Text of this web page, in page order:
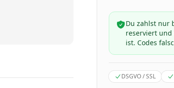
Du zahlst nur
reserviert
ist. Codes
DSGVO / SSL